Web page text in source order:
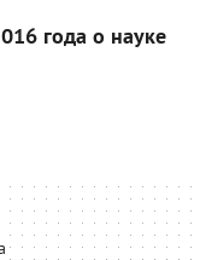
года о науке